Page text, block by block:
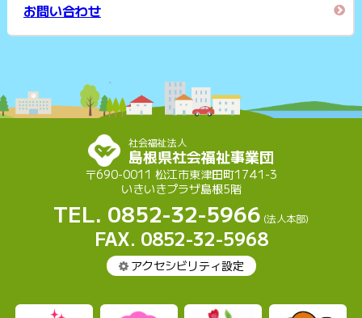
お問い合わせ
社会福祉法人
島根県社会福祉事業団
〒690-0011 松江市東津田町1741-3
いきいきプラザ島根5階
TEL. 0852-32-5966 (法人本部)
FAX. 0852-32-5968
アクセシビリティ設定